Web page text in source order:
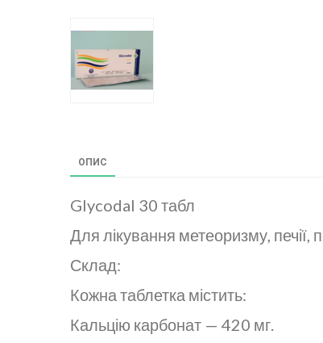
ОПИС
Glycodal 30 табл
Для лікування метеоризму, печії,
Склад:
Кожна таблетка містить:
Кальцію карбонат — 420 мг.